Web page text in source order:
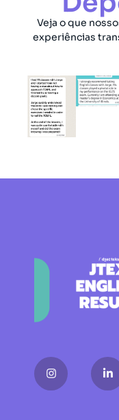
Veja o que
experiências